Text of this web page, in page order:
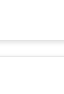
Condo/Appartement